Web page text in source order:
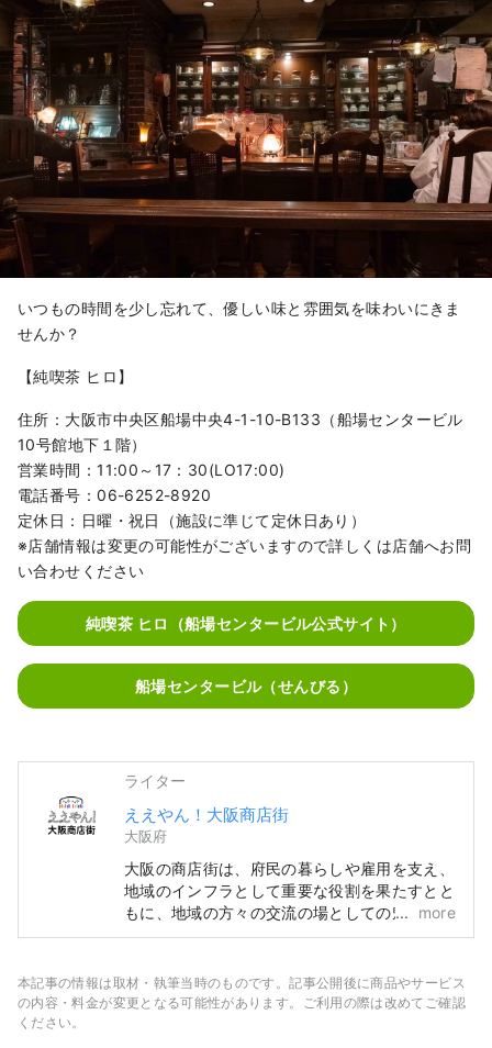
いつもの時間を少し忘れて、優しい味と雰囲気を味わいにきま
せんか？
【純喫茶 ヒロ】
住所：大阪市中央区船場中央4-1-10-B133（船場センタービル
10号館地下１階）
営業時間：11:00～17：30(LO17:00)
電話番号：06-6252-8920
定休日：日曜・祝日（施設に準じて定休日あり）
※店舗情報は変更の可能性がございますので詳しくは店舗へお問
い合わせください
純喫茶 ヒロ（船場センタービル公式サイト）
船場センタービル（せんびる）
ライター
ええやん！大阪商店街
大阪府
大阪の商店街は、府民の暮らしや雇用を支え、
地域のインフラとして重要な役割を果たすとと
もに、地域の方々の交流の場としての魅力を備
えています。このたび、2025年大阪・関西万
発信やデジタル化などの取組みとして、ポータ
ルサイト「ええやん！大阪商店街」をオープン
more
本記事の情報は取材・執筆当時のものです。記事公開後に商品やサービス
の内容・料金が変更となる可能性があります。ご利用の際は改めてご確認
ください。